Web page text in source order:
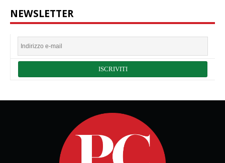
NEWSLETTER